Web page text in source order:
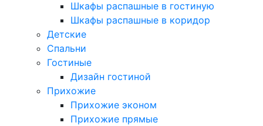
Шкафы распашные в гостиную
Шкафы распашные в коридор
Детские
Спальни
Гостиные
Дизайн гостиной
Прихожие
Прихожие эконом
Прихожие прямые